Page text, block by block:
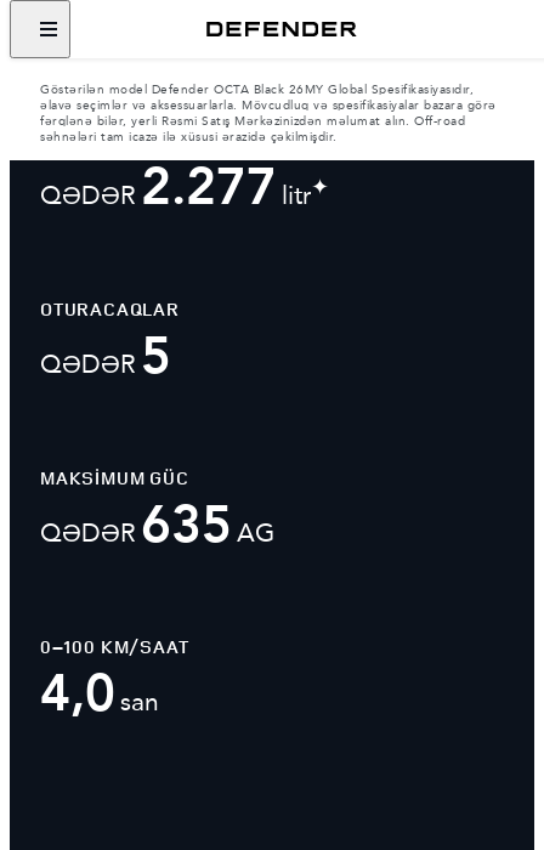
Göstərilən model Defender OCTA Black 26MY Global Spesifikasiyasıdır,
əlavə seçimlər və aksessuarlarla. Mövcudluq və spesifikasiyalar bazara görə
fərqlənə bilər, yerli Rəsmi Satış Mərkəzinizdən məlumat alın. Off-road
səhnələri tam icazə ilə xüsusi ərazidə çəkilmişdir.
YÜK YERİ
QƏDƏR 2.277 litr✦
OTURACAQLAR
QƏDƏR 5
MAKSİMUM GÜC
QƏDƏR 635 AG
0–100 KM/SAAT
4,0 san